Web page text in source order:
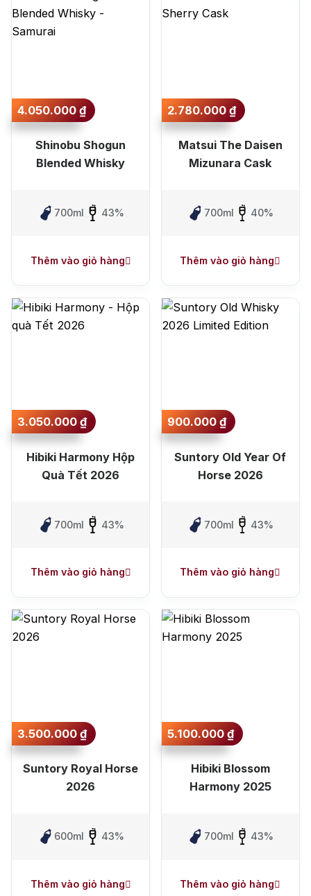
4.050.000₫
Shinobu Shogun
Blended Whisky
700ml 43%
Thêm vào giỏ hàng
2.780.000₫
Matsui The Daisen
Mizunara Cask
700ml 40%
Thêm vào giỏ hàng
3.050.000₫
Hibiki Harmony Hộp
Quà Tết 2026
700ml 43%
Thêm vào giỏ hàng
900.000₫
Suntory Old Year Of
Horse 2026
700ml 43%
Thêm vào giỏ hàng
3.500.000₫
Suntory Royal Horse
2026
600ml 43%
Thêm vào giỏ hàng
5.100.000₫
Hibiki Blossom
Harmony 2025
700ml 43%
Thêm vào giỏ hàng